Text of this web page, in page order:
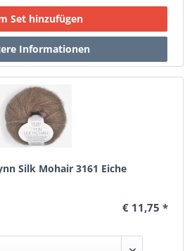
Silk Mohair 3161 Eiche
€ 11,75 *